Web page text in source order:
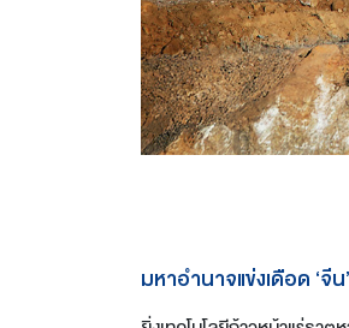
มหาอำนาจแข่งเดือด ‘จีน